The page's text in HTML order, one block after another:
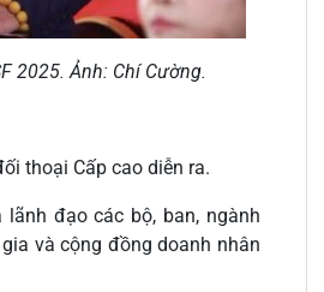
2025. Ảnh: Chí Cường.
thoại Cấp cao diễn ra.
đạo các bộ, ban, ngành
và cộng đồng doanh nhân